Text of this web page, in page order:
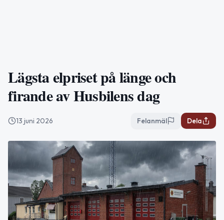
Lägsta elpriset på länge och
firande av Husbilens dag
13 juni 2026 Felanmäl Dela